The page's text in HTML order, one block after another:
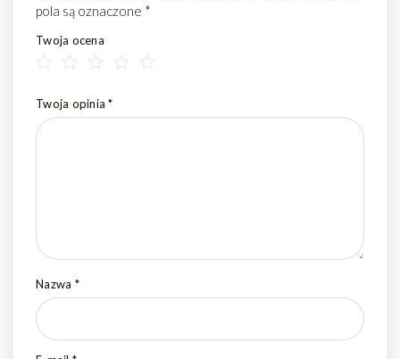
pola są oznaczone *
Twoja ocena
Twoja opinia*
Nazwa *